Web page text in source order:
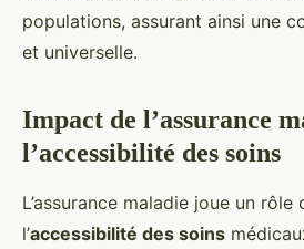
populations, assurant ainsi une
et universelle.
Impact de l’assurance
l’accessibilité des soins
L’assurance maladie joue un rôle
l’accessibilité des soins